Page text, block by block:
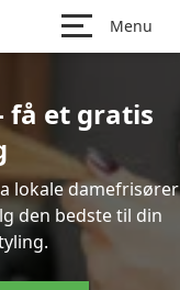
Menu
få et gratis
lokale damefrisører
den bedste til din